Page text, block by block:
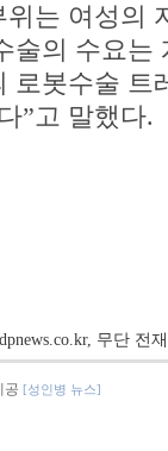
는 여성의
술의 수요는
로봇수술 트
”고 말했다.
무단 전
공 [성인병 뉴스]